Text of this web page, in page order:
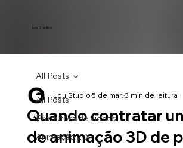
Lou Studios
All Posts
Produtora de vídeos
Animação 2D
All Posts
Quando contratar
de animação 3D de
Lou Studio5 de mar.3 min de leitura